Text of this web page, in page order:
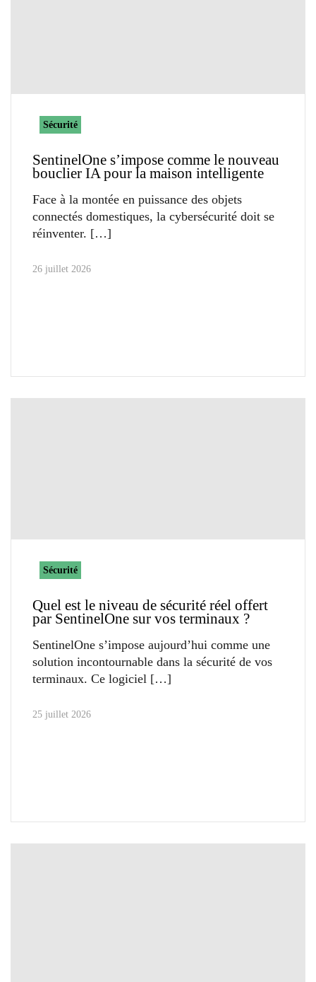
Sécurité
SentinelOne s’impose comme le nouveau
bouclier IA pour la maison intelligente
Face à la montée en puissance des objets
connectés domestiques, la cybersécurité doit se
réinventer.
26 juillet 2026
Sécurité
Quel est le niveau de sécurité réel offert
par SentinelOne sur vos terminaux ?
SentinelOne s’impose aujourd’hui comme une
solution incontournable dans la sécurité de vos
terminaux. Ce logiciel
25 juillet 2026